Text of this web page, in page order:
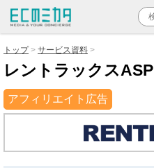
トップ サービス資料
レントラックスASP
アフィリエイト広告